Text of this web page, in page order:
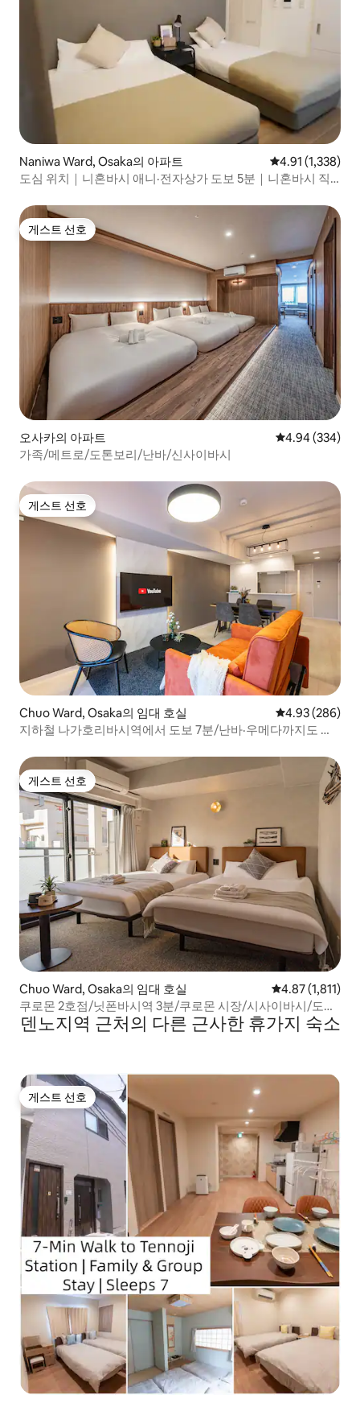
Naniwa Ward, Osaka의 아파트 평점 4.91점(5점
4.91 (1,338)
도심 위치｜니혼바시 애니·전자상가 도보 5분｜니혼바시 직
게스트 선호
게스트 선호
오사카의 아파트 평점 4.94점(5
4.94 (334)
가족/메트로/도톤보리/난바/신사이바시
게스트 선호
게스트 선호
Chuo Ward, Osaka의 임대 호실 평점 4.93점(5
4.93 (286)
지하철 나가호리바시역에서 도보 7분/난바·우메다까지도 전
게스트 선호
게스트 선호
Chuo Ward, Osaka의 임대 호실 평점 4.87점(5점
4.87 (1,811)
쿠로몬 2호점/닛폰바시역 3분/쿠로몬 시장/시사이바시/도톤
보리/난바/츠텐가쿠/USJ/KIX 직통 , 퀸사이즈 침대 2개...
덴노지역 근처의 다른 근사한 휴가지 숙소
게스트 선호
게스트 선호